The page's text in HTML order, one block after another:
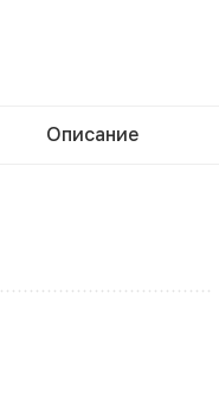
Описание